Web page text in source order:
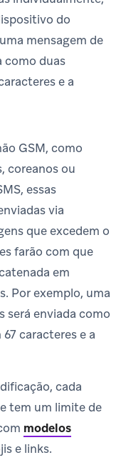
do
mensagem de
como duas
e a
GSM, como
coreanos ou
essas
via
que excedem o
farão com que
em
Por exemplo, uma
será enviada como
caracteres e a
cada
tem um limite de
modelos
e links.